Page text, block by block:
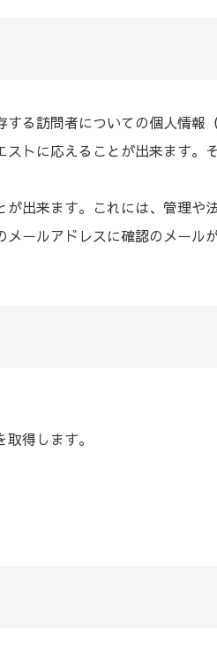
る訪問者についての個人情報
トに応えることが出来ます。そ
出来ます。これには、管理や
ールアドレスに確認のメール
得します。